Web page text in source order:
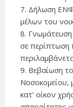
7. Δήλωση
μέλων του
8.
σε περίπτωση
9. Βεβαίωση
Νοσοκομείου,
κατ’ οίκον